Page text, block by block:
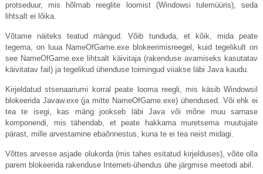
protseduur, mis hõlmab reeglite loomist (Windowsi tulemüüris), seda
lihtsalt ei lõika.
Võtame näiteks teatud mängud. Võib tunduda, et kõik, mida peate
tegema, on luua NameOfGame.exe blokeerimisreegel, kuid tegelikult on
see NameOfGame.exe lihtsalt käivitaja (rakenduse avamiseks kasutatav
käivitatav fail) ja tegelikud ühenduse toimingud viiakse läbi Java kaudu.
Kirjeldatud stsenaariumi korral peate looma reegli, mis käsib Windowsil
blokeerida Javaw.exe(ja mitte NameOfGame.exe) ühendused. Või ehk ei
tea te isegi, kas mäng jookseb läbi Java või mõne muu sarnase
komponendi, mis tähendab, et peate hakkama muretsema muutujate
pärast, mille arvestamine ebaõnnestus, kuna te ei tea neist midagi.
Võttes arvesse asjade olukorda (mis tahes esitatud kirjelduses), võite olla
parem blokeerida rakenduse Interneti-ühendus ühe järgmise meetodi abil.